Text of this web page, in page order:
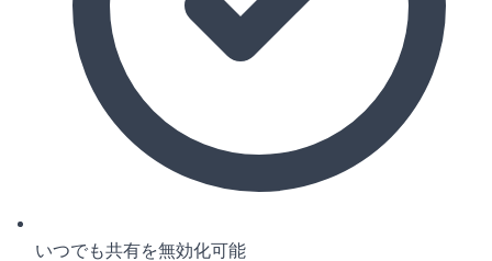
いつでも共有を無効化可能